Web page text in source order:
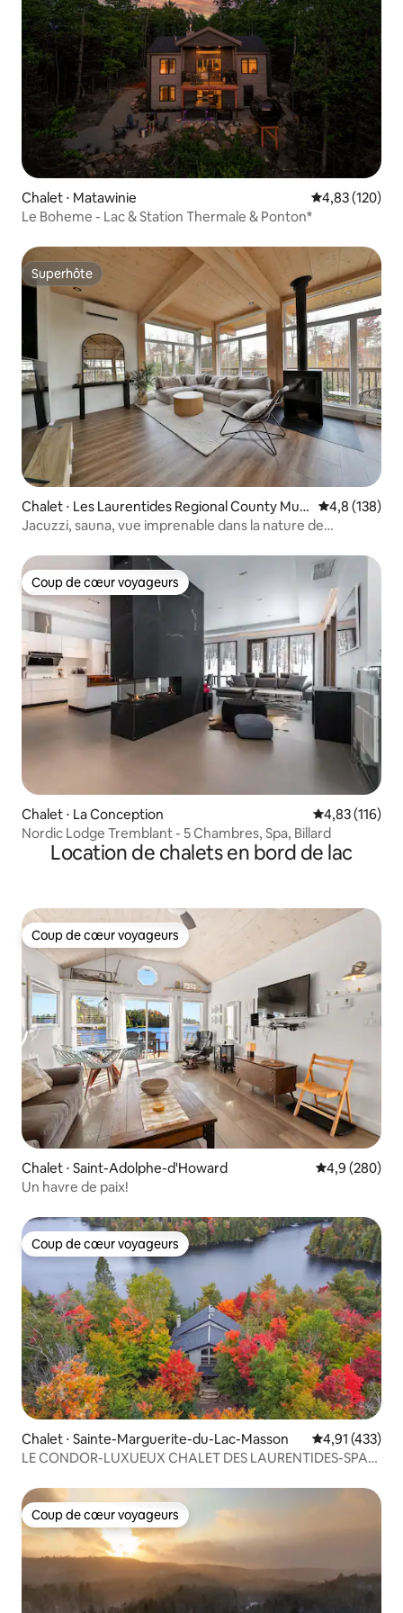
Chalet ⋅ Matawinie Évaluation
4,83 (120)
Le Boheme - Lac & Station Thermale & Ponton*
Superhôte
Superhôte
Chalet ⋅ Les Laurentides Regional County Muni
cipality
Évaluation
4,8 (138)
Jacuzzi, sauna, vue imprenable dans la nature de
Coup de cœur voyageurs
Coup de cœur voyageurs
Chalet ⋅ La Conception Évaluation
4,83 (116)
Nordic Lodge Tremblant - 5 Chambres, Spa, Billard
Location de chalets en bord de lac
Coup de cœur voyageurs
Coup de cœur voyageurs
Chalet ⋅ Saint-Adolphe-d'Howard Évaluation
4,9 (280)
Un havre de paix!
Coup de cœur voyageurs
Coup de cœur voyageurs
Chalet ⋅ Sainte-Marguerite-du-Lac-Masson Évaluation
4,91 (433)
LE CONDOR-LUXUEUX CHALET DES LAURENTIDES-SPA-
Coup de cœur voyageurs
Coup de cœur voyageurs